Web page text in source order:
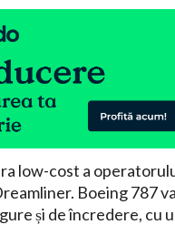
low-cost a
Boeing 787
și de încredere, cu